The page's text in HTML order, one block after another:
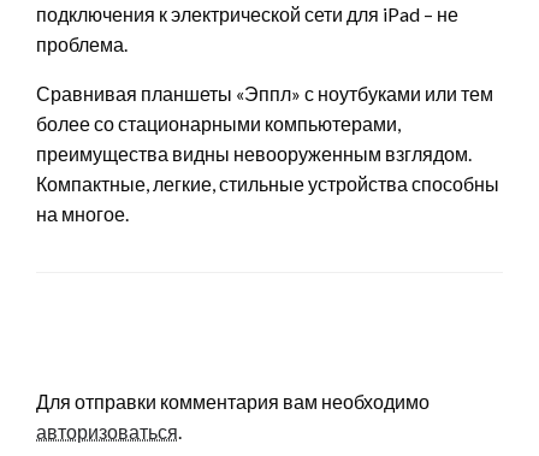
подключения к электрической сети для iPad – не
проблема.
Сравнивая планшеты «Эппл» с ноутбуками или тем
более со стационарными компьютерами,
преимущества видны невооруженным взглядом.
Компактные, легкие, стильные устройства способны
на многое.
Для отправки комментария вам необходимо
авторизоваться.